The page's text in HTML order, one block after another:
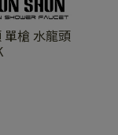
單槍 水龍頭